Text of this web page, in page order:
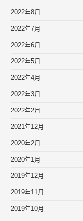
2022年8月
2022年7月
2022年6月
2022年5月
2022年4月
2022年3月
2022年2月
2021年12月
2020年2月
2020年1月
2019年12月
2019年11月
2019年10月